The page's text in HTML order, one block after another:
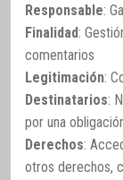
Responsable:
Finalidad:
comentarios
Legitimación:
Destinatarios:
por una
Derechos:
otros derechos,